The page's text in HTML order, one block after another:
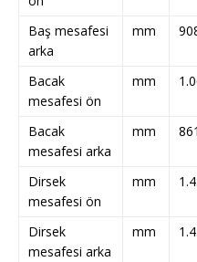
Baş mesafesi
arka
mm
Bacak
mesafesi ön
mm
Bacak
mesafesi arka
mm 861
Dirsek
mesafesi ön
mm
Dirsek
mesafesi arka
mm